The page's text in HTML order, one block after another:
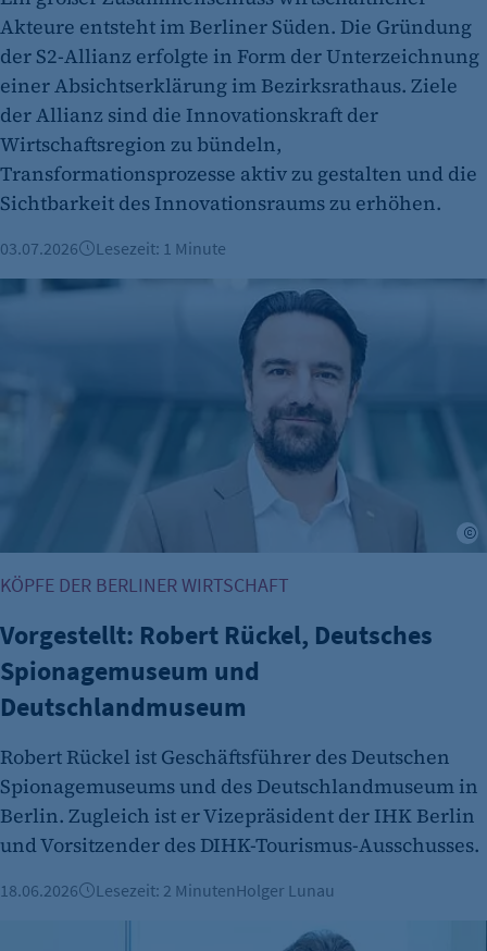
Name:
et_allow_cookies
Anbieter:
etracker GmbH
Zweck:
Es erlaubt eTracker Cookies zu setzen.
Cookie Laufzeit:
480 Tage
etracker Analytics
Erkennung, ob bei dem Besucher die
Cookie Laufzeit:
24 Std.
Akteure entsteht im Berliner Süden. Die Gründung
der S2-Allianz erfolgte in Form der Unterzeichnung
einer Absichtserklärung im Bezirksrathaus. Ziele
der Allianz sind die Innovationskraft der
Wirtschaftsregion zu bündeln,
Transformationsprozesse aktiv zu gestalten und die
Sichtbarkeit des Innovationsraums zu erhöhen.
03.07.2026 Lesezeit: 1 Minute
Vorgestellt: Robert Rückel, Deutsches Spionagemuseum
KÖPFE DER BERLINER WIRTSCHAFT
Vorgestellt: Robert Rückel, Deutsches
Spionagemuseum und
Deutschlandmuseum
Robert Rückel ist Geschäftsführer des Deutschen
Spionagemuseums und des Deutschlandmuseum in
Berlin. Zugleich ist er Vizepräsident der IHK Berlin
und Vorsitzender des DIHK-Tourismus-Ausschusses.
18.06.2026 Lesezeit: 2 MinutenHolger Lunau
Arbeiten mit Autismus: auticon stärkt Neuroinklusion –